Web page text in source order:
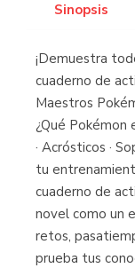
Sinopsis
¡Demuestra
cuaderno de
Maestros
¿Qué Pokémon
· Acrósticos ·
tu
cuaderno de
novel como un
retos,
prueba tus